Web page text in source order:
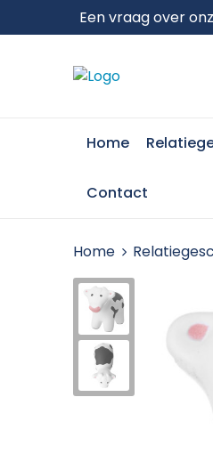
Een vraag over
Home
Contact
Home